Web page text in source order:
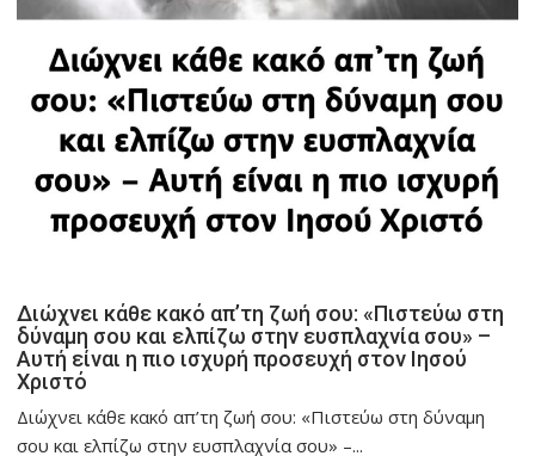
Διώχνει κάθε κακό απ’τη ζωή σου: «Πιστεύω στη
δύναμη σου και ελπίζω στην ευσπλαχνία σου» –
Αυτή είναι η πιο ισχυρή προσευχή στον Ιησού
Χριστό
Διώχνει κάθε κακό απ’τη ζωή σου: «Πιστεύω στη δύναμη
σου και ελπίζω στην ευσπλαχνία σου» –...